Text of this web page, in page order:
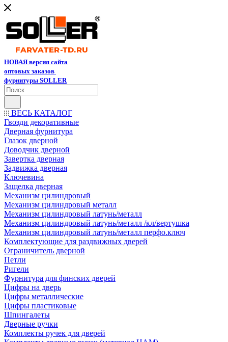
НОВАЯ версия сайта
оптовых заказов
фурнитуры SOLLER
ВЕСЬ КАТАЛОГ
Гвозди декоративные
Дверная фурнитура
Глазок дверной
Доводчик дверной
Завертка дверная
Задвижка дверная
Ключевина
Защелка дверная
Механизм цилиндровый
Механизм цилиндровый металл
Механизм цилиндровый латунь/металл
Механизм цилиндровый латунь/металл /кл/вертушка
Механизм цилиндровый латунь/металл перфо.ключ
Комплектующие для раздвижных дверей
Ограничитель дверной
Петли
Ригели
Фурнитура для финских дверей
Цифры на дверь
Цифры металлические
Цифры пластиковые
Шпингалеты
Дверные ручки
Комплекты ручек для дверей